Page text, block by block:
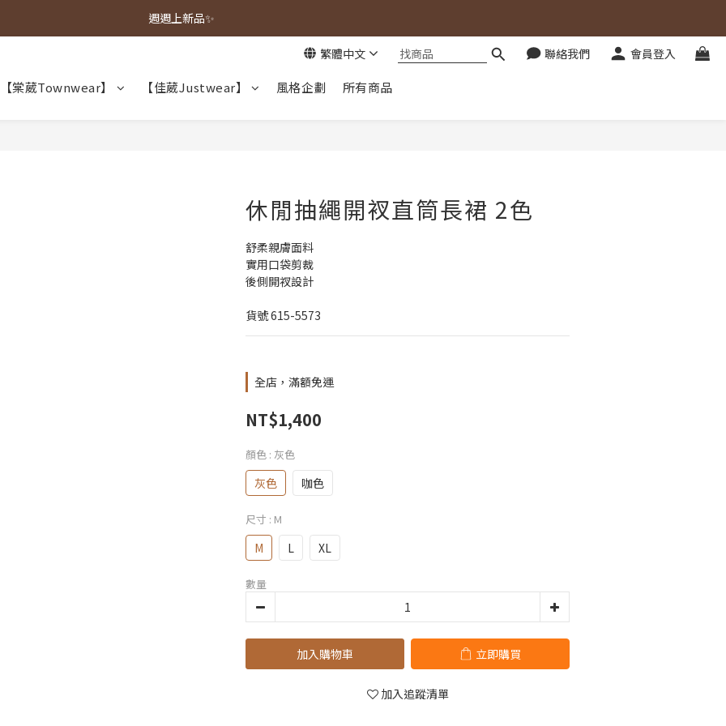
春夏新品上市🌿
週週上新品✨
繁體中文 聯絡我們 會員登入
【棠葳Townwear】 【佳葳Justwear】 風格企劃 所有商品
休閒抽繩開衩直筒長裙 2色
舒柔親膚面料
實用口袋剪裁
後側開衩設計
貨號 615-5573
全店，滿額免運
NT$1,400
顏色 : 灰色
灰色 咖色
尺寸 : M
M L XL
數量
加入購物車 立即購買
加入追蹤清單